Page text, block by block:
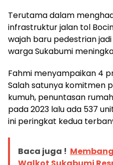
Terutama dalam
infrastruktur jalan tol
wajah baru pedestrian
warga Sukabumi
Fahmi menyampaikan 4
Salah satunya komitmen
kumuh, penuntasan
pada 2023 lalu ada 537
ini peringkat kedua
Baca juga !